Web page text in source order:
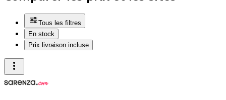
Tous les filtres
En stock
Prix livraison incluse